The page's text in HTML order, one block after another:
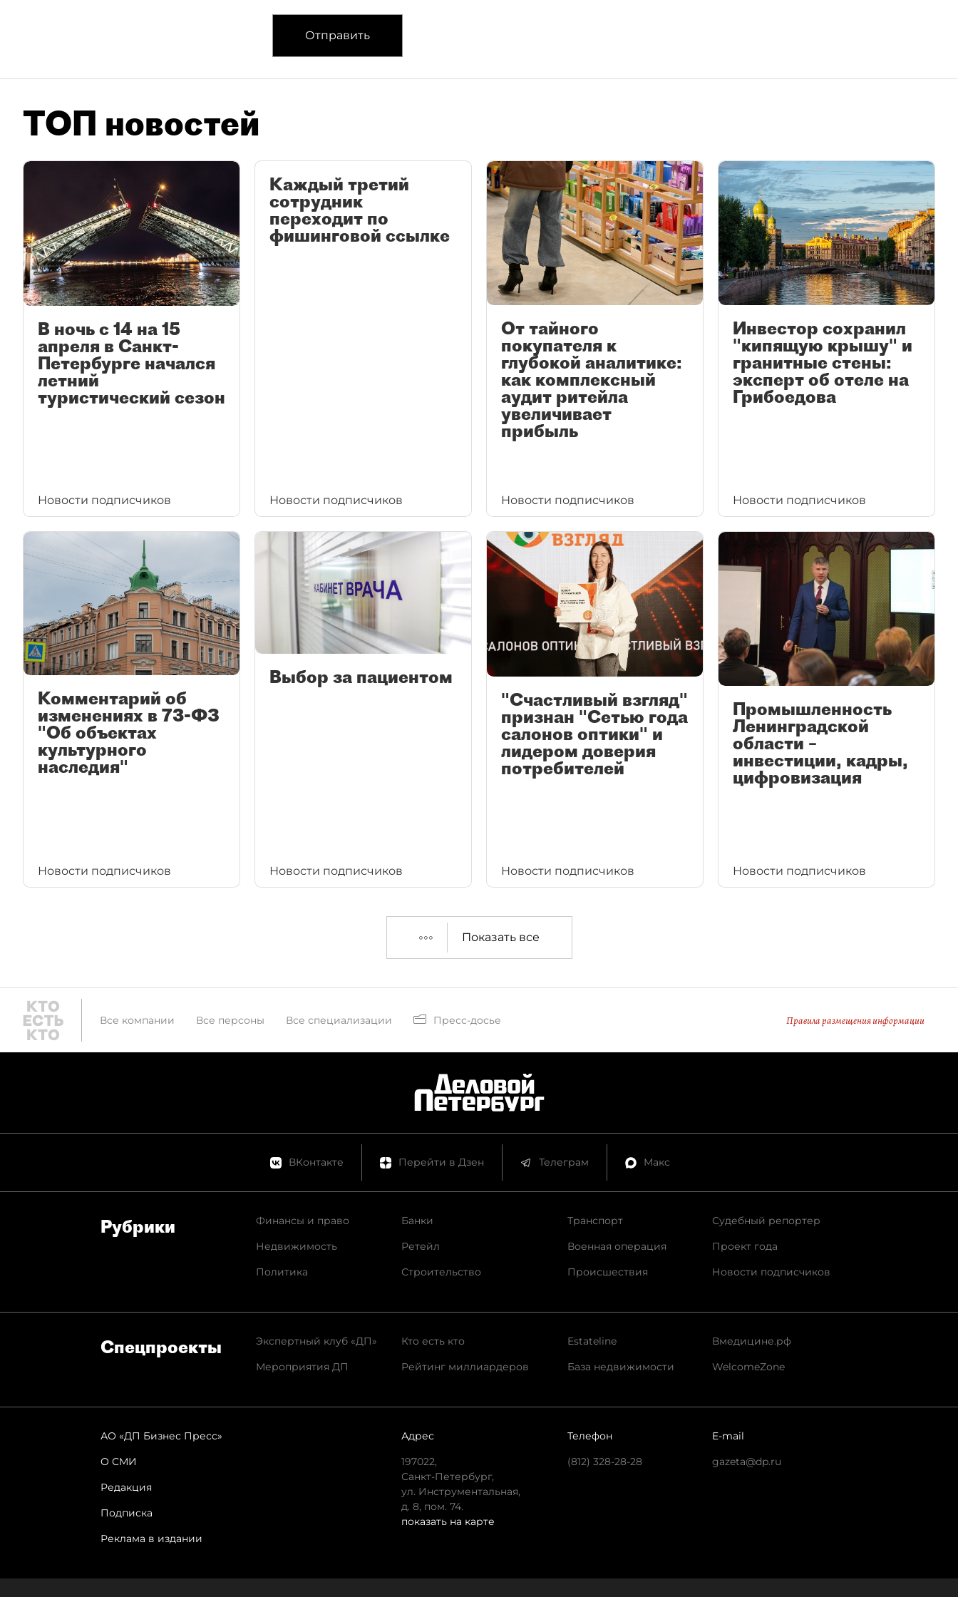
Отправить
ТОП новостей
В ночь с 14 на 15
апреля в Санкт-
Петербурге начался
летний
туристический сезон
Новости подписчиков
Каждый третий
сотрудник
переходит по
фишинговой ссылке
Новости подписчиков
От тайного
покупателя к
глубокой аналитике:
как комплексный
аудит ритейла
увеличивает
прибыль
Новости подписчиков
Инвестор сохранил
"кипящую крышу" и
гранитные стены:
эксперт об отеле на
Грибоедова
Новости подписчиков
Комментарий об
изменениях в 73-ФЗ
"Об объектах
культурного
наследия"
Новости подписчиков
Выбор за пациентом
Новости подписчиков
"Счастливый взгляд"
признан "Сетью года
салонов оптики" и
лидером доверия
потребителей
Новости подписчиков
Промышленность
Ленинградской
области –
инвестиции, кадры,
цифровизация
Новости подписчиков
Показать все
Все компании Все персоны Все специализации Пресс-досье Правила размещения информации
ВКонтакте Перейти в Дзен Телеграм Макс
Рубрики
Финансы и право
Недвижимость
Политика
Банки
Ретейл
Строительство
Транспорт
Военная операция
Происшествия
Судебный репортер
Проект года
Новости подписчиков
Спец­проекты
Экспертный клуб «ДП»
Мероприятия ДП
Кто есть кто
Рейтинг миллиардеров
Estateline
База недвижимости
Вмедицине.рф
WelcomeZone
АО «ДП Бизнес Пресс»
О СМИ
Редакция
Подписка
Реклама в издании
Адрес
197022,
Санкт-Петербург,
ул. Инструментальная,
д. 8, пом. 74.
показать на карте
Телефон
(812) 328-28-28
E-mail
gazeta@dp.ru